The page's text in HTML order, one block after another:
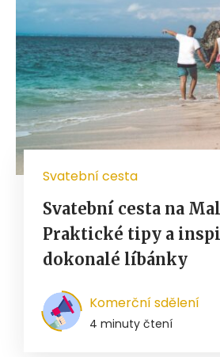
Svatební cesta
Svatební cesta na
Praktické tipy a
dokonalé líbánky
Komerční sdělení
4 minuty čtení